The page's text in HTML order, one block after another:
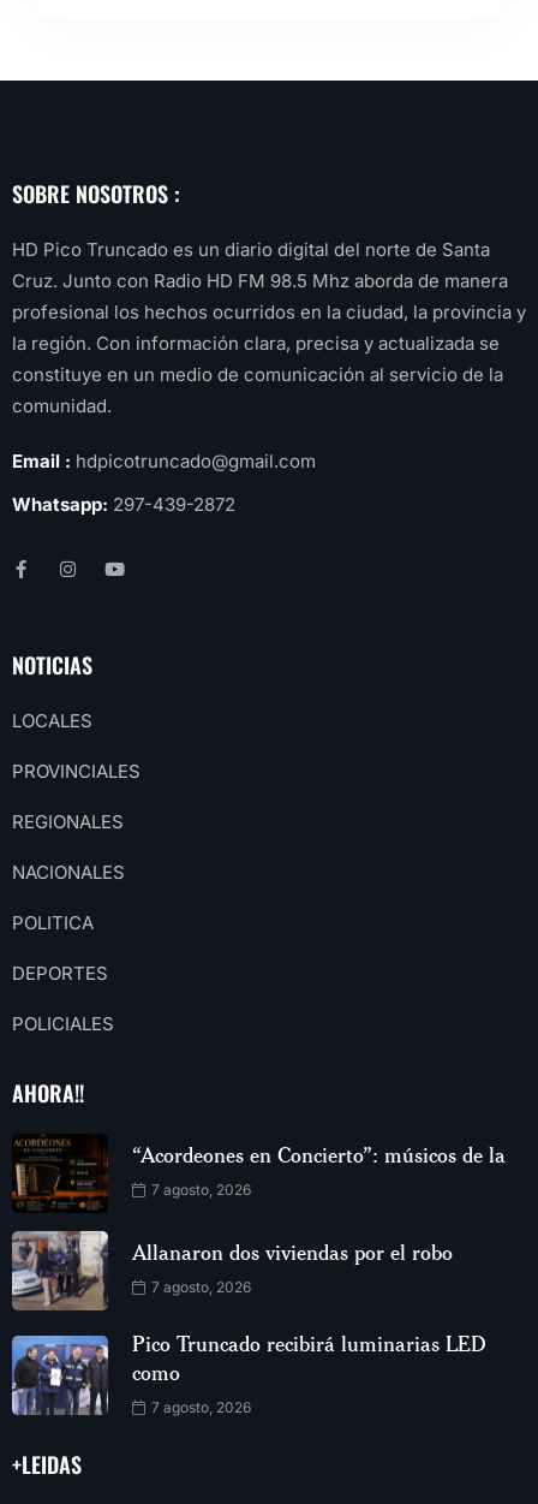
SOBRE NOSOTROS :
HD Pico Truncado es un diario digital del norte de Santa
Cruz. Junto con Radio HD FM 98.5 Mhz aborda de manera
profesional los hechos ocurridos en la ciudad, la provincia y
la región. Con información clara, precisa y actualizada se
constituye en un medio de comunicación al servicio de la
comunidad.
Email : hdpicotruncado@gmail.com
Whatsapp: 297-439-2872
NOTICIAS
LOCALES
PROVINCIALES
REGIONALES
NACIONALES
POLITICA
DEPORTES
POLICIALES
AHORA!!
“Acordeones en Concierto”: músicos de la
7 agosto, 2026
Allanaron dos viviendas por el robo
7 agosto, 2026
Pico Truncado recibirá luminarias LED
como
7 agosto, 2026
+LEIDAS